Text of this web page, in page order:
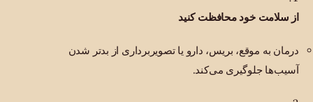
از سلامت خود محافظت کنید
درمان به موقع، بریس، دارو یا تصویربرداری از بدتر شدن
آسیب‌ها جلوگیری می‌کند.